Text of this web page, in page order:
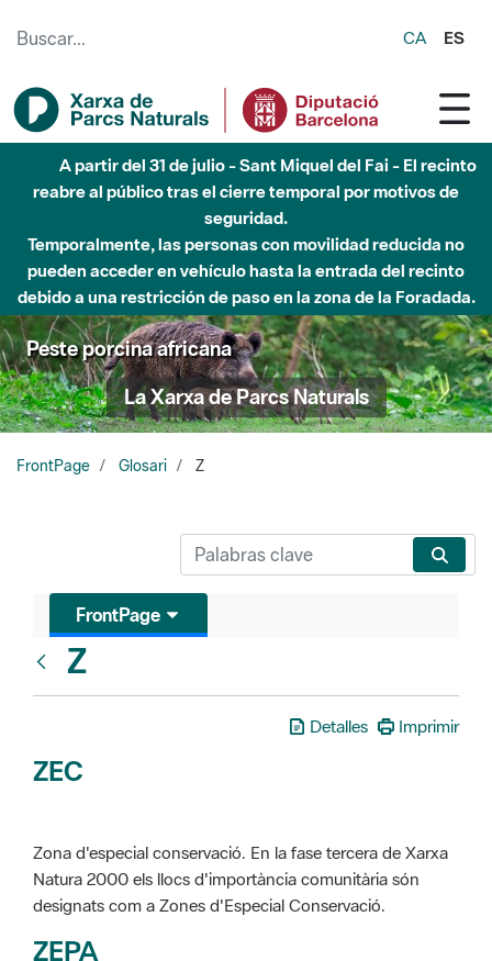
CA ES
A partir del 31 de julio - Sant Miquel del Fai - El recinto
reabre al público tras el cierre temporal por motivos de
seguridad.
Temporalmente, las personas con movilidad reducida no
pueden acceder en vehículo hasta la entrada del recinto
debido a una restricción de paso en la zona de la Foradada.
Peste porcina africana
La Xarxa de Parcs Naturals
FrontPage Glosari Z
FrontPage
Z
Detalles Imprimir
ZEC
Zona d'especial conservació. En la fase tercera de Xarxa
Natura 2000 els llocs d'importància comunitària són
designats com a Zones d'Especial Conservació.
ZEPA